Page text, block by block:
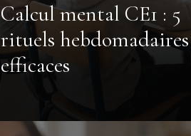
Calcul mental CE1 : 5
rituels hebdomadaires
efficaces